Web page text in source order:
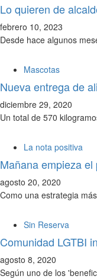
Lo quieren de
febrero 10, 2023
Desde hace algunos
Mascotas
Nueva entrega de
diciembre 29, 2020
Un total de 570
La nota positiva
Mañana empieza
agosto 20, 2020
Como una estrategia
Sin Reserva
Comunidad LGTBI
agosto 8, 2020
Según uno de los